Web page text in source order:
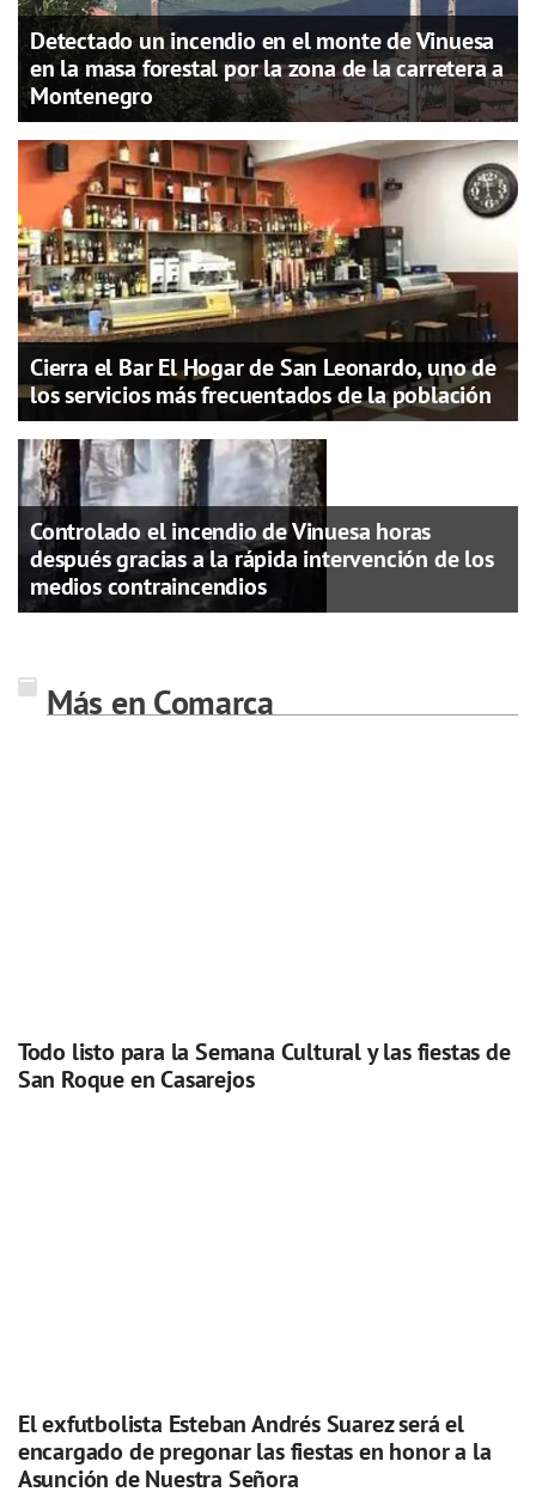
Detectado un incendio en el monte de Vinuesa
en la masa forestal por la zona de la carretera a
Montenegro
Cierra el Bar El Hogar de San Leonardo, uno de
los servicios más frecuentados de la población
Controlado el incendio de Vinuesa horas
después gracias a la rápida intervención de los
medios contraincendios
Más en Comarca
Todo listo para la Semana Cultural y las fiestas de
San Roque en Casarejos
El exfutbolista Esteban Andrés Suarez será el
encargado de pregonar las fiestas en honor a la
Asunción de Nuestra Señora